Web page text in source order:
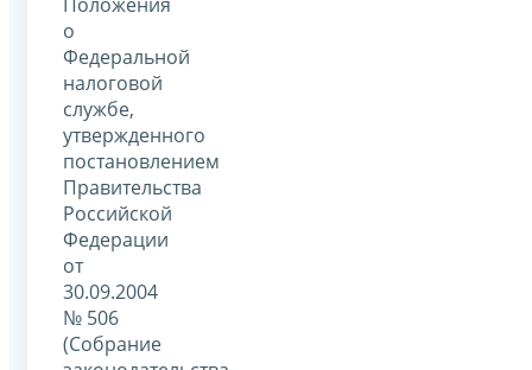
о
Федеральной
налоговой
службе,
утвержденного
постановлением
Правительства
Российской
Федерации
от
30.09.2004
№ 506
(Собрание